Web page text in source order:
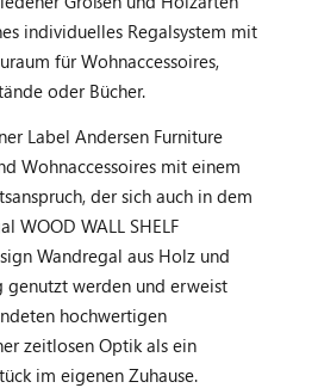
individuelles Regalsystem mit
für Wohnaccessoires,
oder Bücher.
Label Andersen Furniture
Wohnaccessoires mit einem
der sich auch in dem
WOOD WALL SHELF
Wandregal aus Holz und
genutzt werden und erweist
hochwertigen
zeitlosen Optik als ein
im eigenen Zuhause.